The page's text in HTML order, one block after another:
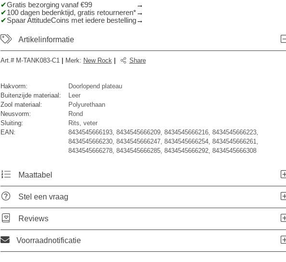
Gratis bezorging vanaf €99
100 dagen bedenktijd, gratis retourneren*
Spaar AttitudeCoins met iedere bestelling
Artikelinformatie
Art.# M-TANK083-C1 Merk: New Rock Share
Hakvorm:
Doorlopend plateau
Buitenzijde materiaal:
Leer
Zool materiaal:
Polyurethaan
Neusvorm:
Rond
Sluiting:
Rits, veter
EAN:
8434545666193, 8434545666209, 8434545666216, 8434545666223,
8434545666230, 8434545666247, 8434545666254, 8434545666261,
8434545666278, 8434545666285, 8434545666292, 8434545666308
Maattabel
Stel een vraag
Reviews
Voorraadnotificatie